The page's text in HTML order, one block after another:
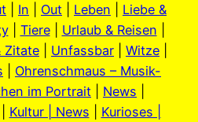
In Out Leben
Liebe &
| Tiere| Urlaub & Reisen
Zitate Unfassbar Witze
Ohrenschmaus – Musik-
im Portrait
News
Kultur | News
Kurioses |